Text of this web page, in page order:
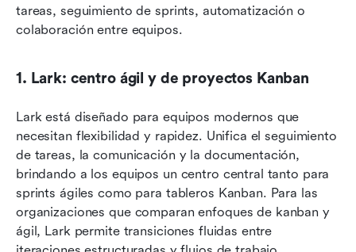
tareas, seguimiento de sprints, automatización o
colaboración entre equipos.
1. Lark: centro ágil y de proyectos Kanban
Lark está diseñado para equipos modernos que
necesitan flexibilidad y rapidez. Unifica el seguimiento
de tareas, la comunicación y la documentación,
brindando a los equipos un centro central tanto para
sprints ágiles como para tableros Kanban. Para las
organizaciones que comparan enfoques de kanban y
ágil, Lark permite transiciones fluidas entre